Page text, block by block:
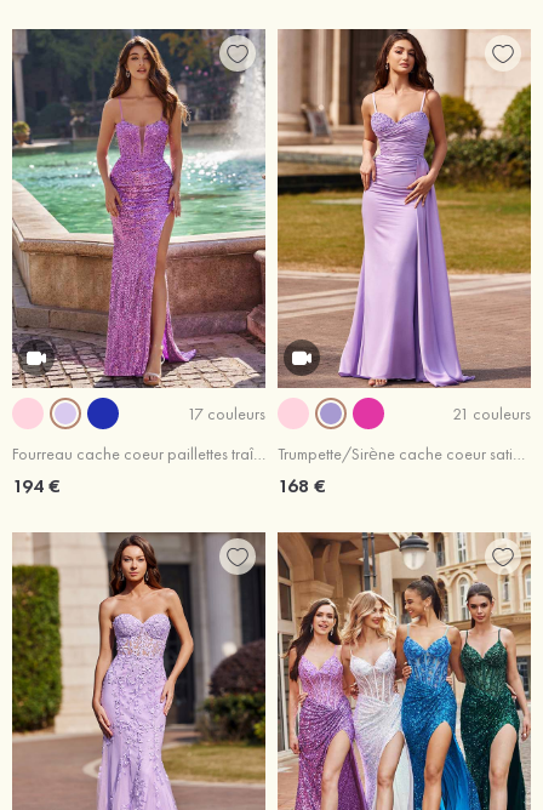
17 couleurs
Fourreau cache coeur paillettes traîne balayage robe de bal
194 €
21 couleurs
Trumpette/Sirène cache coeur satin extensible traîne balayage robe de bal
168 €